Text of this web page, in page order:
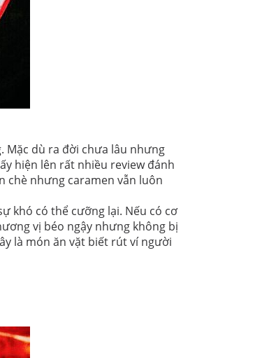
Mặc dù ra đời chưa lâu nhưng
hiện lên rất nhiều review đánh
chè nhưng caramen vẫn luôn
khó có thể cưỡng lại. Nếu có cơ
vị béo ngậy nhưng không bị
là món ăn vặt biết rút ví người